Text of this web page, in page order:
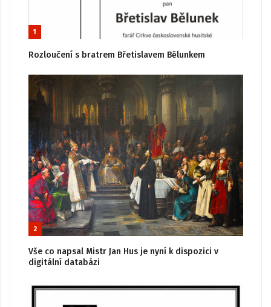
1
Rozloučení s bratrem Břetislavem Bělunkem
2
Vše co napsal Mistr Jan Hus je nyní k dispozici v
digitální databázi